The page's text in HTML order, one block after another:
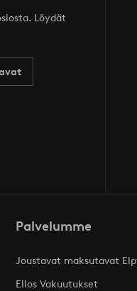
Löydät
Palvelumme
Joustavat maksutavat
Ellos Vakuutukset